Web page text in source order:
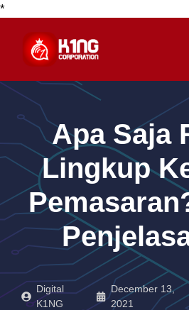
*
content
Apa Saja
Lingkup
Digital
K1NG
December 13,
2021